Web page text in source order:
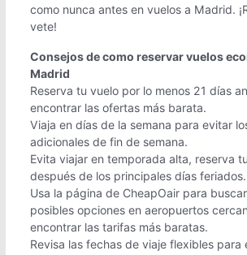
como nunca antes en vuelos a Madrid.
vete!
Consejos de como reservar vuelos
Madrid
Reserva tu vuelo por lo menos 21 días
encontrar las ofertas más barata.
Viaja en días de la semana para evitar
adicionales de fin de semana.
Evita viajar en temporada alta, reserva
después de los principales días feriados.
Usa la página de CheapOair para
posibles opciones en aeropuertos
encontrar las tarifas más baratas.
Revisa las fechas de viaje flexibles para